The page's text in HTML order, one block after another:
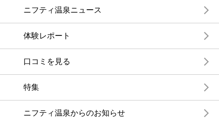
ニフティ温泉ニュース
体験レポート
口コミを見る
特集
ニフティ温泉からのお知らせ